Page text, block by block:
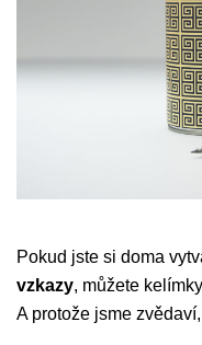
Pokud jste si doma
vzkazy, můžete
A protože jsme